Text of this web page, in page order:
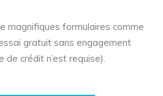
magnifiques formulaires comme
gratuit sans engagement
de crédit n’est requise).